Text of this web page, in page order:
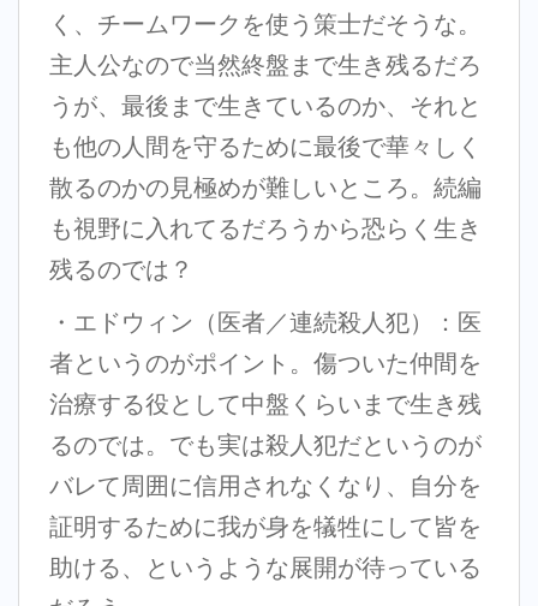
く、チームワークを使う策士だそうな。
主人公なので当然終盤まで生き残るだろ
うが、最後まで生きているのか、それと
も他の人間を守るために最後で華々しく
散るのかの見極めが難しいところ。続編
も視野に入れてるだろうから恐らく生き
残るのでは？
・エドウィン（医者／連続殺人犯）：医
者というのがポイント。傷ついた仲間を
治療する役として中盤くらいまで生き残
るのでは。でも実は殺人犯だというのが
バレて周囲に信用されなくなり、自分を
証明するために我が身を犠牲にして皆を
助ける、というような展開が待っている